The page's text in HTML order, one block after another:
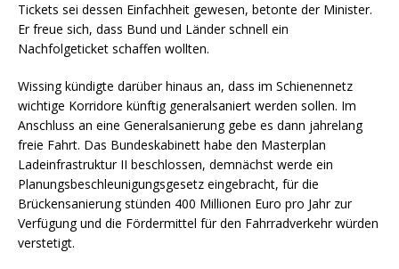
Tickets sei dessen Einfachheit gewesen, betonte der Minister.
Er freue sich, dass Bund und Länder schnell ein
Nachfolgeticket schaffen wollten.
Wissing kündigte darüber hinaus an, dass im Schienennetz
wichtige Korridore künftig generalsaniert werden sollen. Im
Anschluss an eine Generalsanierung gebe es dann jahrelang
freie Fahrt. Das Bundeskabinett habe den Masterplan
Ladeinfrastruktur II beschlossen, demnächst werde ein
Planungsbeschleunigungsgesetz eingebracht, für die
Brückensanierung stünden 400 Millionen Euro pro Jahr zur
Verfügung und die Fördermittel für den Fahrradverkehr würden
verstetigt.